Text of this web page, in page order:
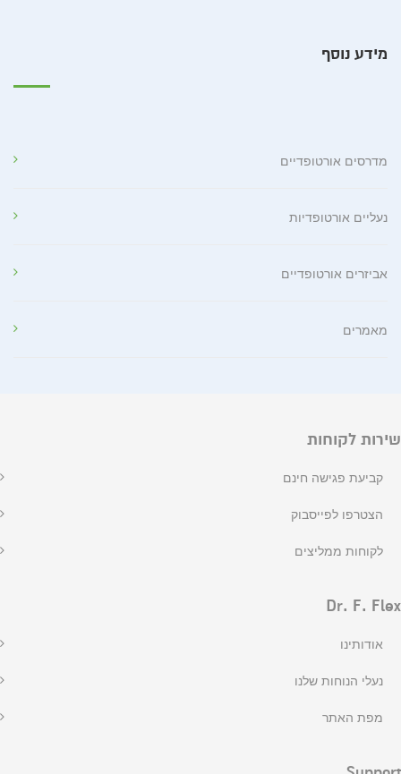
מידע נוסף
מדרסים אורטופדיים
נעליים אורטופדיות
אביזרים אורטופדיים
מאמרים
שירות לקוחות
קביעת פגישה חינם
הצטרפו לפייסבוק
לקוחות ממליצים
Dr. F. Flex
אודותינו
נעלי הנוחות שלנו
מפת האתר